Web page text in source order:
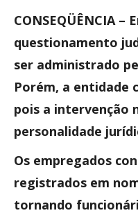
CONSEQÜÊNCIA –
questionamento
ser administrado
Porém, a entidade
pois a intervenção
personalidade
Os empregados
registrados em
tornando